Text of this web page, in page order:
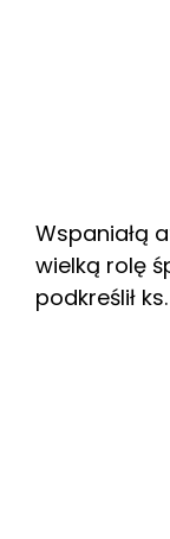
Wspaniałą
wielką rolę
podkreślił